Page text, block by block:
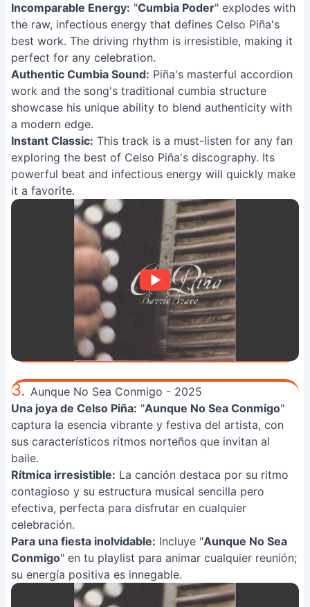
Incomparable Energy: "Cumbia Poder" explodes with
the raw, infectious energy that defines Celso Piña's
best work. The driving rhythm is irresistible, making it
perfect for any celebration.
Authentic Cumbia Sound: Piña's masterful accordion
work and the song's traditional cumbia structure
showcase his unique ability to blend authenticity with
a modern edge.
Instant Classic: This track is a must-listen for any fan
exploring the best of Celso Piña's discography. Its
powerful beat and infectious energy will quickly make
it a favorite.
3. Aunque No Sea Conmigo - 2025
Una joya de Celso Piña: "Aunque No Sea Conmigo"
captura la esencia vibrante y festiva del artista, con
sus característicos ritmos norteños que invitan al
baile.
Rítmica irresistible: La canción destaca por su ritmo
contagioso y su estructura musical sencilla pero
efectiva, perfecta para disfrutar en cualquier
celebración.
Para una fiesta inolvidable: Incluye "Aunque No Sea
Conmigo" en tu playlist para animar cualquier reunión;
su energía positiva es innegable.